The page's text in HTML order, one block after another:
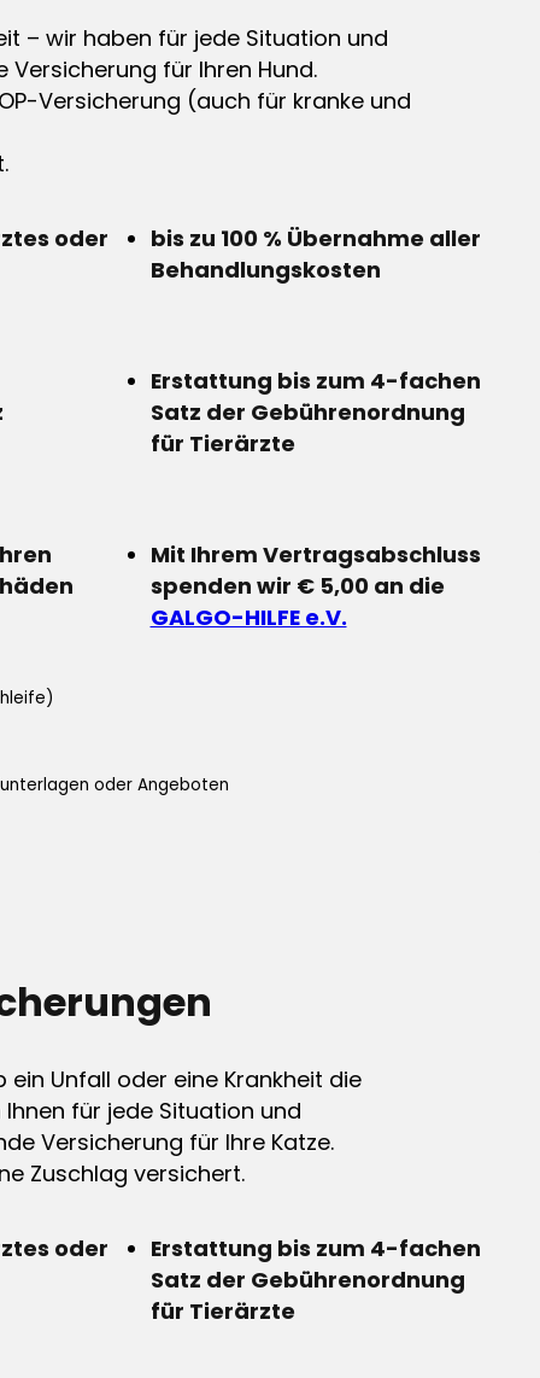
– wir haben für jede Situation und
Versicherung für Ihren Hund.
Versicherung (auch für kranke und
oder
bis zu 100 % Übernahme aller
Behandlungskosten
Erstattung bis zum 4-fachen
Satz der Gebührenordnung
für Tierärzte
Mit Ihrem Vertragsabschluss
spenden wir € 5,00 an die
GALGO-HILFE e.V.
oder Angeboten
Unfall oder eine Krankheit die
für jede Situation und
Versicherung für Ihre Katze.
Zuschlag versichert.
oder
Erstattung bis zum 4-fachen
Satz der Gebührenordnung
für Tierärzte